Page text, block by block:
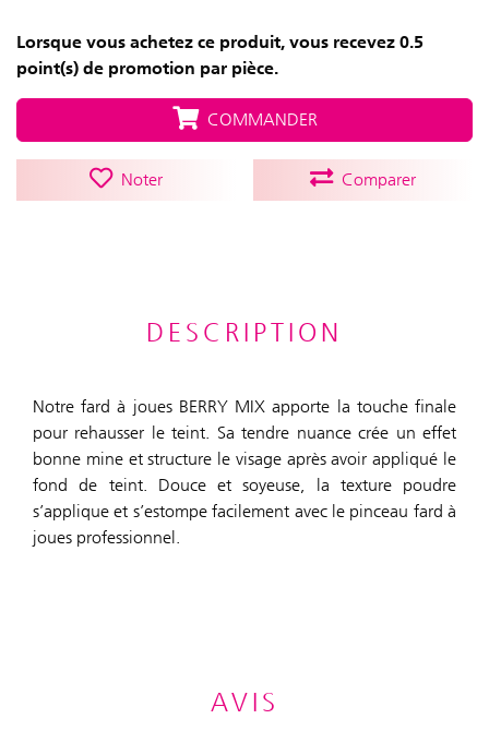
Lorsque vous achetez ce produit, vous recevez 0.5
point(s) de promotion par pièce.
COMMANDER
Noter Comparer
DESCRIPTION
Notre fard à joues BERRY MIX apporte la touche finale
pour rehausser le teint. Sa tendre nuance crée un effet
bonne mine et structure le visage après avoir appliqué le
fond de teint. Douce et soyeuse, la texture poudre
s’applique et s’estompe facilement avec le pinceau fard à
joues professionnel.
AVIS